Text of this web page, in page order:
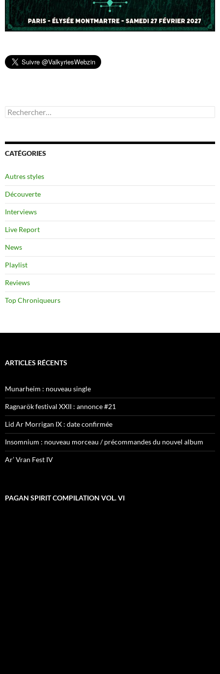
Rechercher :
CATÉGORIES
Autres styles
Découverte
Interviews
Live Report
News
Playlist
Reviews
Top Chroniqueurs
ARTICLES RÉCENTS
Munarheim : nouveau single
Ragnarök festival XXII : annonce #21
Lid Ar Morrigan IX : date confirmée
Insomnium : nouveau morceau / précommandes du nouvel album
Ar’ Vran Fest IV
PAGAN SPIRIT COMPILATION VOL. VI